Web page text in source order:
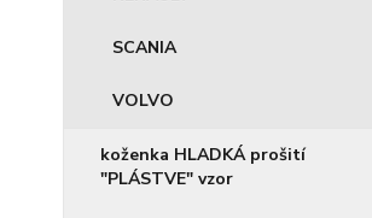
SCANIA
VOLVO
koženka HLADKÁ prošití
"PLÁSTVE" vzor